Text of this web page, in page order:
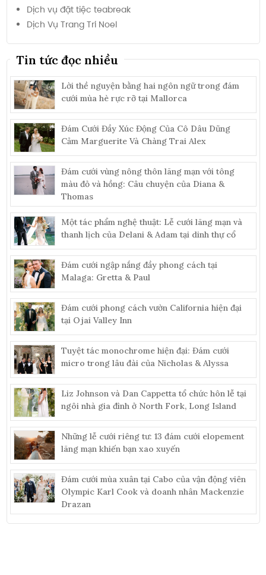
Dịch vụ đặt tiệc teabreak
Dịch Vụ Trang Trí Noel
Tin tức đọc nhiều
Lời thề nguyện bằng hai ngôn ngữ trong đám
cưới mùa hè rực rỡ tại Mallorca
Đám Cưới Đầy Xúc Động Của Cô Dâu Dũng
Cảm Marguerite Và Chàng Trai Alex
Đám cưới vùng nông thôn lãng mạn với tông
màu đỏ và hồng: Câu chuyện của Diana &
Thomas
Một tác phẩm nghệ thuật: Lễ cưới lãng mạn và
thanh lịch của Delani & Adam tại dinh thự cổ
Đám cưới ngập nắng đầy phong cách tại
Malaga: Gretta & Paul
Đám cưới phong cách vườn California hiện đại
tại Ojai Valley Inn
Tuyệt tác monochrome hiện đại: Đám cưới
micro trong lâu đài của Nicholas & Alyssa
Liz Johnson và Dan Cappetta tổ chức hôn lễ tại
ngôi nhà gia đình ở North Fork, Long Island
Những lễ cưới riêng tư: 13 đám cưới elopement
lãng mạn khiến bạn xao xuyến
Đám cưới mùa xuân tại Cabo của vận động viên
Olympic Karl Cook và doanh nhân Mackenzie
Drazan